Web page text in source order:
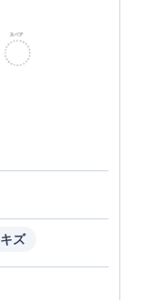
キズ